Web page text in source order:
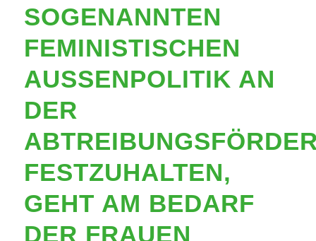
SOGENANNTEN
FEMINISTISCHEN
AUSSENPOLITIK AN D
ER A
ESTZUHALTEN, G
EHT AM BEDARF D
ER FRAUEN V